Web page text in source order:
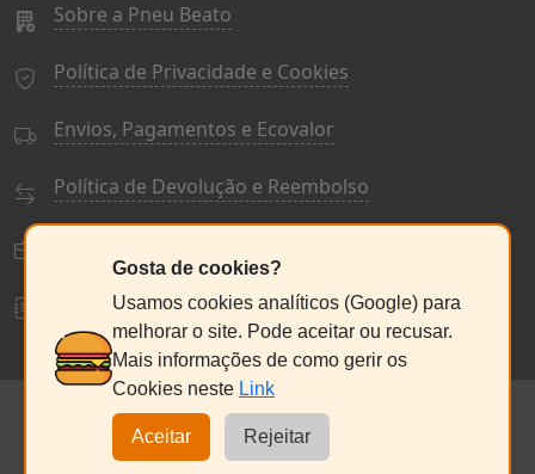
Sobre a Pneu Beato
Política de Privacidade e Cookies
Envios, Pagamentos e Ecovalor
Política de Devolução e Reembolso
Livro de Reclamações
© PneuBeato 2025de Alberto Alexandre Silva Alves
NC:235076686
Seg a Sex:9:30 - 13:00 / 14:30 - 18:00
Gosta de cookies?
Usamos cookies analíticos (Google) para
melhorar o site. Pode aceitar ou recusar.
Mais informações de como gerir os
Cookies neste Link
Aceitar Rejeitar